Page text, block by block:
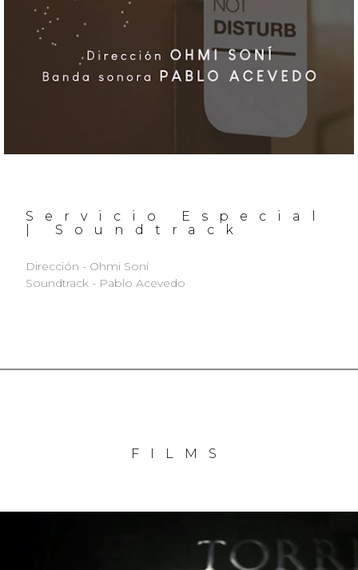
Servicio Especial
| Soundtrack
Dirección - Ohmi Soní
Soundtrack - Pablo Acevedo
FILMS